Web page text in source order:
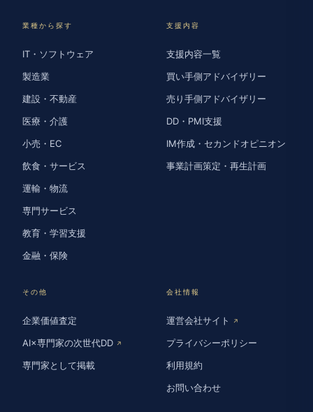
業種から探す
IT・ソフトウェア
製造業
建設・不動産
医療・介護
小売・EC
飲食・サービス
運輸・物流
専門サービス
教育・学習支援
金融・保険
支援内容
支援内容一覧
買い手側アドバイザリー
売り手側アドバイザリー
DD・PMI支援
IM作成・セカンドオピニオン
事業計画策定・再生計画
その他
企業価値査定
AI×専門家の次世代DD ↗
専門家として掲載
会社情報
運営会社サイト ↗
プライバシーポリシー
利用規約
お問い合わせ